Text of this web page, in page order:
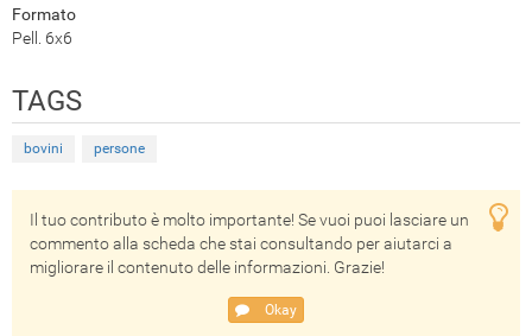
Formato
Pell. 6x6
TAGS
bovini persone
Il tuo contributo è molto importante! Se vuoi puoi lasciare un
commento alla scheda che stai consultando per aiutarci a
migliorare il contenuto delle informazioni. Grazie!
Okay